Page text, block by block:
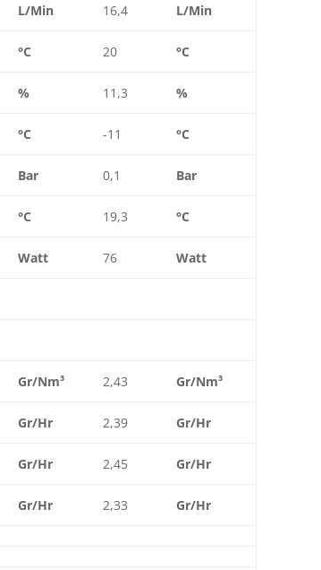
L/Min 16,4 L/Min
°C 20 °C
% 11,3 %
°C -11 °C
Bar 0,1 Bar
°C 19,3 °C
Watt 76 Watt
Gr/Nm³ 2,43 Gr/Nm³
Gr/Hr 2,39 Gr/Hr
Gr/Hr 2,45 Gr/Hr
Gr/Hr 2,33 Gr/Hr